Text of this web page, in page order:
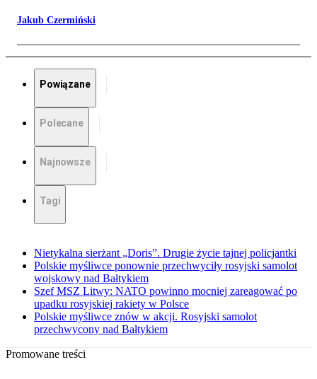
Jakub Czermiński
Powiązane
Polecane
Najnowsze
Tagi
Nietykalna sierżant „Doris”. Drugie życie tajnej policjantki
Polskie myśliwce ponownie przechwyciły rosyjski samolot
wojskowy nad Bałtykiem
Szef MSZ Litwy: NATO powinno mocniej zareagować po
upadku rosyjskiej rakiety w Polsce
Polskie myśliwce znów w akcji. Rosyjski samolot
przechwycony nad Bałtykiem
Promowane treści